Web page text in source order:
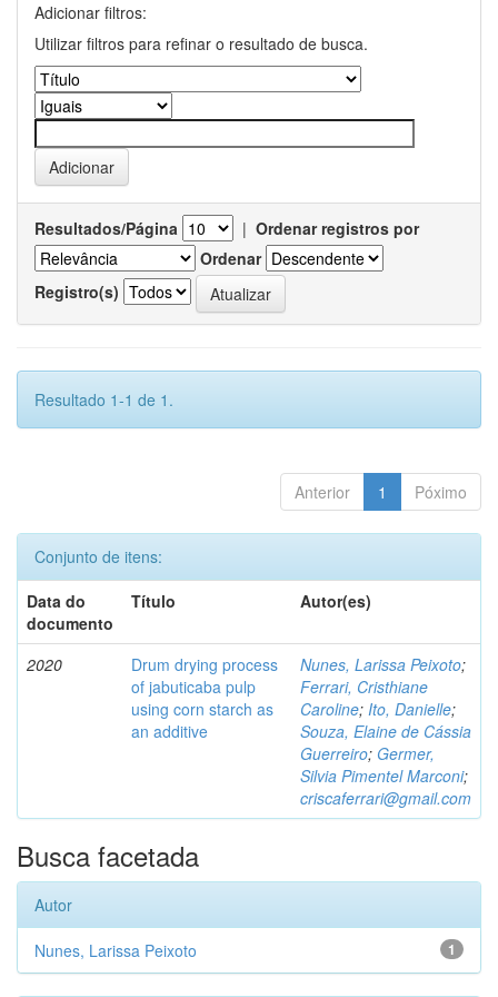
Adicionar filtros:
Utilizar filtros para refinar o resultado de busca.
Resultados/Página | Ordenar registros por
Ordenar
Registro(s)
Resultado 1-1 de 1.
Anterior 1 Póximo
Conjunto de itens:
Data do
documento
Título Autor(es)
2020
Drum drying process
of jabuticaba pulp
using corn starch as
an additive
Nunes, Larissa Peixoto;
Ferrari, Cristhiane
Caroline; Ito, Danielle;
Souza, Elaine de Cássia
Guerreiro; Germer,
Silvia Pimentel Marconi;
criscaferrari@gmail.com
Busca facetada
Autor
1
Nunes, Larissa Peixoto